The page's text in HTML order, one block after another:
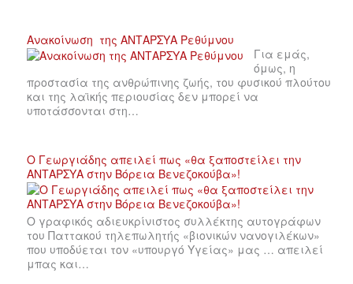
Ανακοίνωση της ΑΝΤΑΡΣΥΑ Ρεθύμνου
Για εμάς,
όμως, η
προστασία της ανθρώπινης ζωής, του φυσικού πλούτου
και της λαϊκής περιουσίας δεν μπορεί να
υποτάσσονται στη…
Ο Γεωργιάδης απειλεί πως «θα ξαποστείλει την
ΑΝΤΑΡΣΥΑ στην Βόρεια Βενεζοκούβα»!
Ο γραφικός αδιευκρίνιστος συλλέκτης αυτογράφων
του Παττακού τηλεπωλητής «βιονικών νανογιλέκων»
που υποδύεται τον «υπουργό Υγείας» μας … απειλεί
μπας και…